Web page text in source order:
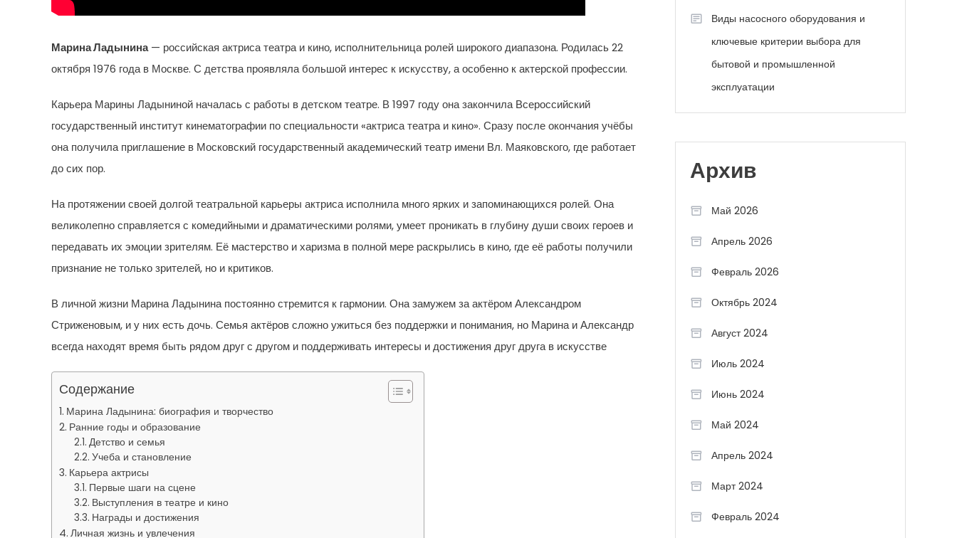
Марина Ладынина— российская актриса театра и кино, исполнительница ролей широкого диапазона. Родилась 22
октября 1976 года в Москве. С детства проявляла большой интерес к искусству, а особенно к актерской профессии.
Карьера Марины Ладыниной началась с работы в детском театре. В 1997 году она закончила Всероссийский
государственный институт кинематографии по специальности «актриса театра и кино». Сразу после окончания учёбы
она получила приглашение в Московский государственный академический театр имени Вл. Маяковского, где работает
до сих пор.
На протяжении своей долгой театральной карьеры актриса исполнила много ярких и запоминающихся ролей. Она
великолепно справляется с комедийными и драматическими ролями, умеет проникать в глубину души своих героев и
передавать их эмоции зрителям. Её мастерство и харизма в полной мере раскрылись в кино, где её работы получили
признание не только зрителей, но и критиков.
В личной жизни Марина Ладынина постоянно стремится к гармонии. Она замужем за актёром Александром
Стриженовым, и у них есть дочь. Семья актёров сложно ужиться без поддержки и понимания, но Марина и Александр
всегда находят время быть рядом друг с другом и поддерживать интересы и достижения друг друга в искусстве
Содержание
Марина Ладынина: биография и творчество
Ранние годы и образование
Детство и семья
Учеба и становление
Карьера актрисы
Первые шаги на сцене
Выступления в театре и кино
Награды и достижения
Личная жизнь и увлечения
Виды насосного оборудования и
ключевые критерии выбора для
бытовой и промышленной
эксплуатации
Архив
Май 2026
Апрель 2026
Февраль 2026
Октябрь 2024
Август 2024
Июль 2024
Июнь 2024
Май 2024
Апрель 2024
Март 2024
Февраль 2024